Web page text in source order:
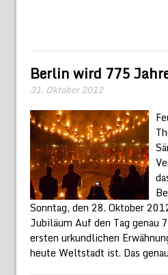
Berlin wird 775
31. Oktober 2012
Sonntag, den 28. Oktober
Jubiläum Auf den Tag genau
ersten urkundlichen
heute Weltstadt ist. Das